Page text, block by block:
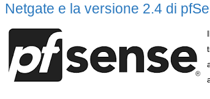
Netgate e la versione 2.4 di